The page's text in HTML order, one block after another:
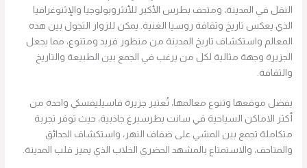
النقل في المدينة، ومتحف بطرس الأكبر للأنثروبولوجيا والإثنوغرافيا
الذي يعكس تاريخ وثقافة روسيا الغنية. يمكن للزوار التجول بين هذه
المعالم واستكشاف تاريخ المدينة من منظور فريد ومتنوع، مما يجعل
الجزيرة وجهة مثالية لكل من يرغب في الجمع بين الطبيعة والتاريخ
والثقافة.
بفضل موقعها وتنوع معالمها، تُعتبر جزيرة فاسيليفسكي واحدة من
أكثر الاماكن السياحية في سانت بطرسبرغ جاذبية، حيث توفر تجربة
متكاملة تجمع بين المشي على ضفاف النهر، واستكشاف الحدائق
والمتاحف، والاستمتاع بالمشهد الحضري الخلاب الذي يميز قلب المدينة.